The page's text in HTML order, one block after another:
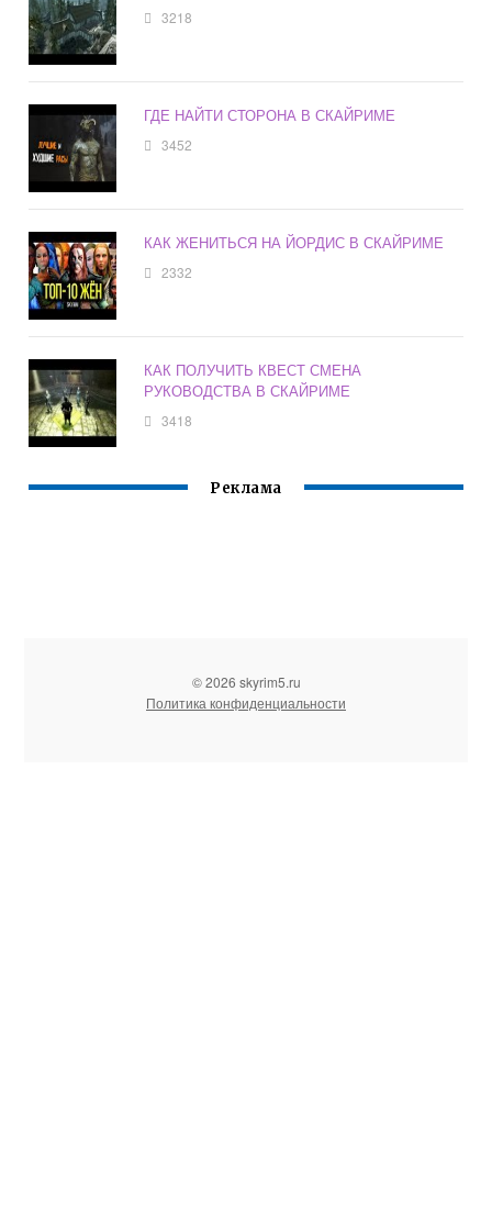
3218
ГДЕ НАЙТИ СТОРОНА В СКАЙРИМЕ
3452
КАК ЖЕНИТЬСЯ НА ЙОРДИС В СКАЙРИМЕ
2332
КАК ПОЛУЧИТЬ КВЕСТ СМЕНА
РУКОВОДСТВА В СКАЙРИМЕ
3418
Реклама
© 2026 skyrim5.ru
Политика конфиденциальности